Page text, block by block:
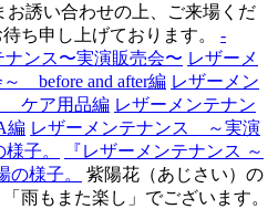
お誘い合わせの上、ご来場くだ
ち申し上げております。 -
ンス〜実演販売会〜 レザーメ
before and after編 レザーメン
ケア用品編 レザーメンテナン
編 レザーメンテナンス ～実演
子。
『レザーメンテナンス ～
の様子。
紫陽花（あじさい）の
雨もまた楽し」でございます。